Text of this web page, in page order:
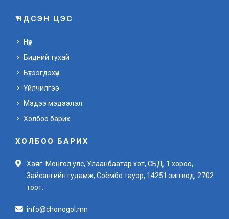
ҮНДСЭН ЦЭС
Нүүр
Бидний тухай
Бүтээгдэхүүн
Үйлчилгээ
Мэдээ мэдээлэл
Холбоо барих
ХОЛБОО БАРИХ
Хаяг: Монгол улс, Улаанбаатар хот, СБД, 1 хороо,
Зайсангийн гудамж, Соёмбо тауэр, 14251 зип код, 2702
тоот.
info@chonogol.mn